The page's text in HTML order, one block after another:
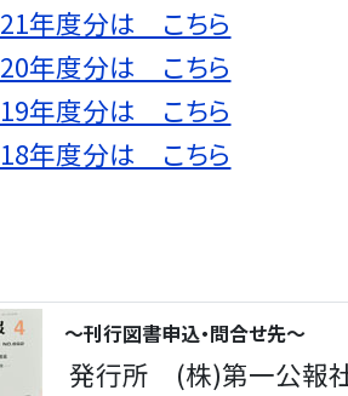
年度分は こちら
年度分は こちら
年度分は こちら
年度分は こちら
～刊行図書申込・問合せ先～
発行所 (株)第一公報